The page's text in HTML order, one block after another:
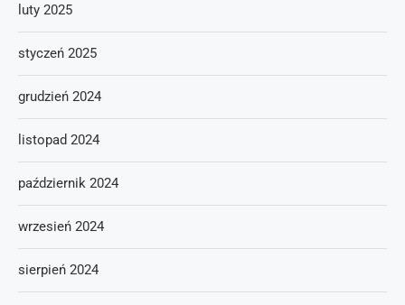
luty 2025
styczeń 2025
grudzień 2024
listopad 2024
październik 2024
wrzesień 2024
sierpień 2024